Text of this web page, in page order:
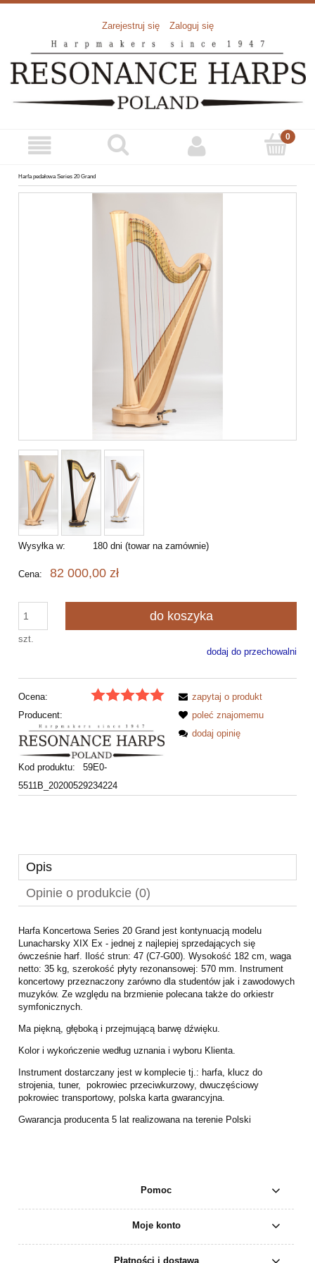
Zarejestruj się Zaloguj się
Harfa pedałowa Series 20 Grand
Wysyłka w: 180 dni (towar na zamównie)
Cena: 82 000,00 zł
szt.
do koszyka
dodaj do przechowalni
Ocena:
Producent:
Kod produktu:
59E0-
5511B_20200529234224
zapytaj o produkt
poleć znajomemu
dodaj opinię
Opis
Opinie o produkcie (0)
Harfa Koncertowa Series 20 Grand jest kontynuacją modelu
Lunacharsky XIX Ex - jednej z najlepiej sprzedających się
ówcześnie harf. Ilość strun: 47 (C7-G00). Wysokość 182 cm, waga
netto: 35 kg, szerokość płyty rezonansowej: 570 mm. Instrument
koncertowy przeznaczony zarówno dla studentów jak i zawodowych
muzyków. Ze względu na brzmienie polecana także do orkiestr
symfonicznych.
Ma piękną, głęboką i przejmującą barwę dźwięku.
Kolor i wykończenie według uznania i wyboru Klienta.
Instrument dostarczany jest w komplecie tj.: harfa, klucz do
strojenia, tuner, pokrowiec przeciwkurzowy, dwuczęściowy
pokrowiec transportowy, polska karta gwarancyjna.
Gwarancja producenta 5 lat realizowana na terenie Polski
Pomoc
Moje konto
Płatności i dostawa